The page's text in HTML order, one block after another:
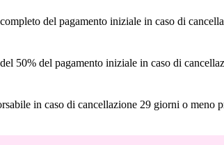
del pagamento iniziale in caso di
50% del pagamento iniziale in caso di
in caso di cancellazione 29 giorni o meno